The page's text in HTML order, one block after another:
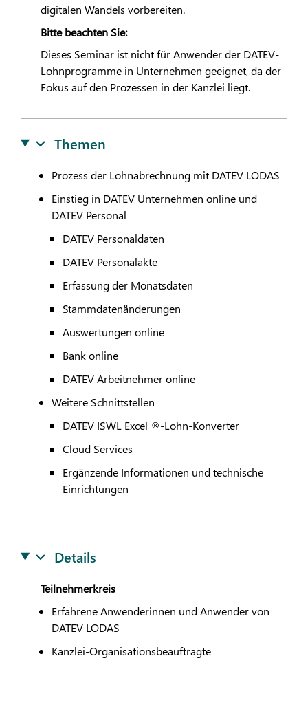
digitalen Wandels vorbereiten.
Bitte beachten Sie:
Dieses Seminar ist nicht für Anwender der DATEV-
Lohnprogramme in Unternehmen geeignet, da der
Fokus auf den Prozessen in der Kanzlei liegt.
Themen
Prozess der Lohnabrechnung mit DATEV LODAS
Einstieg in DATEVUnternehmen online und
DATEVPersonal
DATEVPersonaldaten
DATEVPersonalakte
Erfassung der Monatsdaten
Stammdatenänderungen
Auswertungen online
Bank online
DATEVArbeitnehmer online
Weitere Schnittstellen
DATEVISWL Excel ®-Lohn-Konverter
Cloud Services
Ergänzende Informationen und technische
Einrichtungen
Details
Teilnehmerkreis
Erfahrene Anwenderinnen und Anwender von
DATEV LODAS
Kanzlei-Organisationsbeauftragte